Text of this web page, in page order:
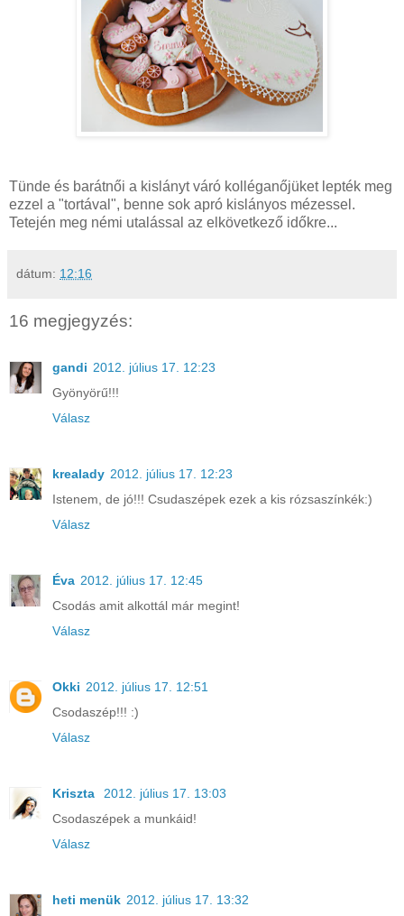
Tünde és barátnői a kislányt váró kolléganőjüket lepték meg
ezzel a "tortával", benne sok apró kislányos mézessel.
Tetején meg némi utalással az elkövetkező időkre...
dátum: 12:16
16 megjegyzés:
gandi 2012. július 17. 12:23
Gyönyörű!!!
Válasz
krealady 2012. július 17. 12:23
Istenem, de jó!!! Csudaszépek ezek a kis rózsaszínkék:)
Válasz
Éva 2012. július 17. 12:45
Csodás amit alkottál már megint!
Válasz
Okki 2012. július 17. 12:51
Csodaszép!!! :)
Válasz
Kriszta
2012. július 17. 13:03
Csodaszépek a munkáid!
Válasz
heti menük 2012. július 17. 13:32